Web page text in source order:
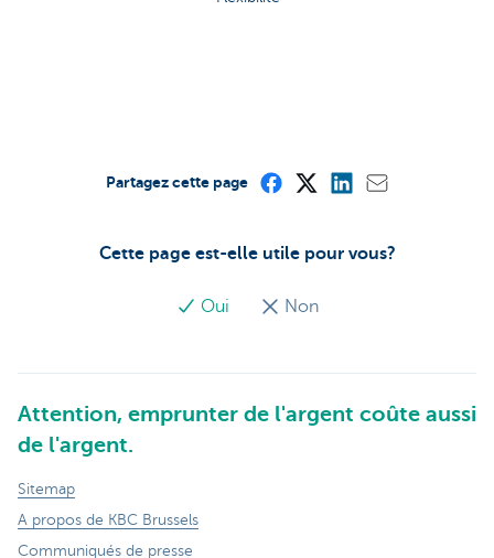
Cette page est-elle utile pour vous?
Oui Non
Partagez cette page
Attention, emprunter de l'argent coûte aussi
de l'argent.
Sitemap
A propos de KBC Brussels
Communiqués de presse